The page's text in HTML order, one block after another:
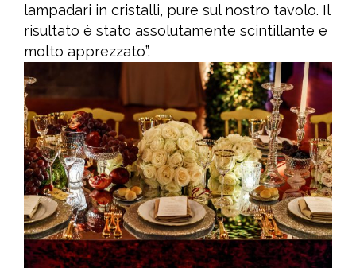
lampadari in cristalli, pure sul nostro tavolo. Il
risultato è stato assolutamente scintillante e
molto apprezzato”.